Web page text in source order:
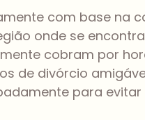
com base na
onde se
cobram por
de divórcio
para evitar